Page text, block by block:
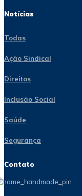
Notícias
Todas
Ação Sindical
Direitos
Inclusão Social
Saúde
Segurança
Contato